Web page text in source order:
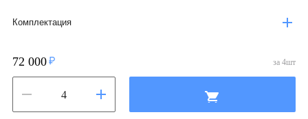
Комплектация
72 000 за 4шт